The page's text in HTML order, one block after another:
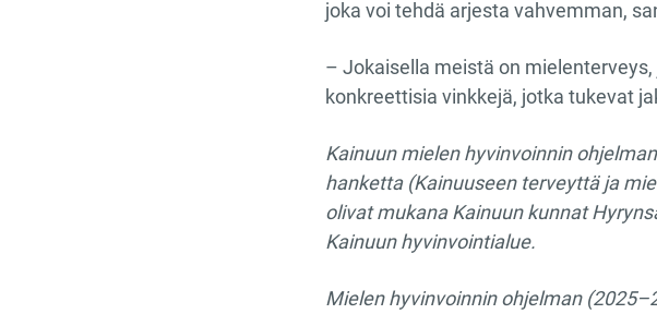
joka voi tehdä arjesta vahvemman,
– Jokaisella meistä on
konkreettisia vinkkejä, jotka tukevat
Kainuun mielen hyvinvoinnin
hanketta (Kainuuseen terveyttä ja
olivat mukana Kainuun kunnat
Kainuun hyvinvointialue.
Mielen hyvinvoinnin ohjelman